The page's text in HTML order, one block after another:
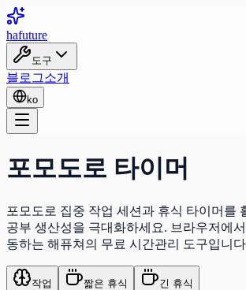
hafuture
도구
블로그소개
ko
포모도로 타이머
포모도로 집중 작업 세션과 휴식 타이머를
공부 생산성을 극대화하세요. 브라우저에
동하는 해퓨쳐의 무료 시간관리 도구입니
작업 짧은 휴식 긴 휴식